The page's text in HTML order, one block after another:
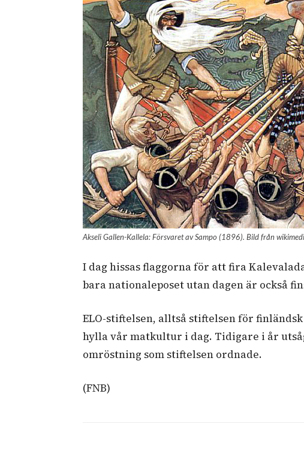
Akseli Gallen-Kallela: Försvaret av Sampo (1896). Bild från
I dag hissas flaggorna för att fira
bara nationaleposet utan dagen är också
ELO-stiftelsen, alltså stiftelsen för
hylla vår matkultur i dag. Tidigare i år
omröstning som stiftelsen ordnade.
(FNB)